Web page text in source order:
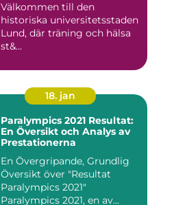
Välkommen till den
historiska universitetsstaden
Lund, där träning och hälsa
st&...
18. jan
Paralympics 2021 Resultat:
En Översikt och Analys av
Prestationerna
En Övergripande, Grundlig
Översikt över "Resultat
Paralympics 2021"
Paralympics 2021, en av